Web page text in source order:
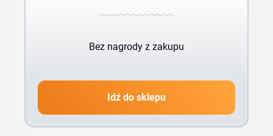
Bez nagrody z zakupu
Idź do sklepu